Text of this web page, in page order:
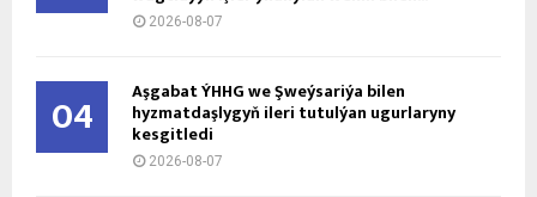
2026-08-07
04 Aşgabat ÝHHG we Şweýsariýa bilen
hyzmatdaşlygyň ileri tutulýan ugurlaryny
kesgitledi
2026-08-07